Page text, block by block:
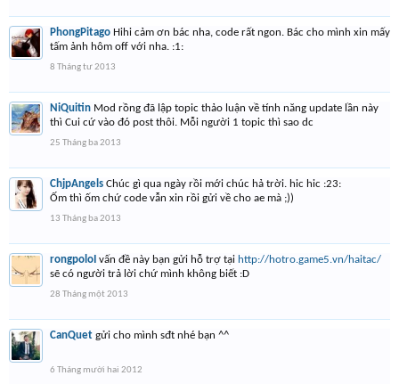
PhongPitago Hihi cảm ơn bác nha, code rất ngon. Bác cho mình xin mấy
tấm ảnh hôm off với nha. :1:
8 Tháng tư 2013
NiQuitin Mod rồng đã lập topic thảo luận về tính năng update lần này
thì Cui cứ vào đó post thôi. Mỗi người 1 topic thì sao dc
25 Tháng ba 2013
ChjpAngels Chúc gì qua ngày rồi mới chúc hả trời. hic hic :23:
Ốm thì ốm chứ code vẫn xin rồi gửi về cho ae mà ;))
13 Tháng ba 2013
rongpoloI vấn đề này bạn gửi hỗ trợ tại http://hotro.game5.vn/haitac/
sẽ có người trả lời chứ mình không biết :D
28 Tháng một 2013
CanQuet gửi cho mình sđt nhé bạn ^^
6 Tháng mười hai 2012